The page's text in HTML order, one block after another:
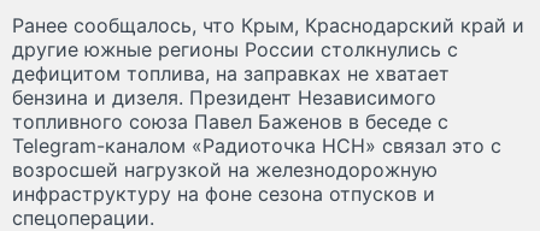
Ранее сообщалось, что Крым, Краснодарский край и
другие южные регионы России столкнулись с
дефицитом топлива, на заправках не хватает
бензина и дизеля. Президент Независимого
топливного союза Павел Баженов в беседе с
Telegram-каналом «Радиоточка НСН» связал это с
возросшей нагрузкой на железнодорожную
инфраструктуру на фоне сезона отпусков и
спецоперации.